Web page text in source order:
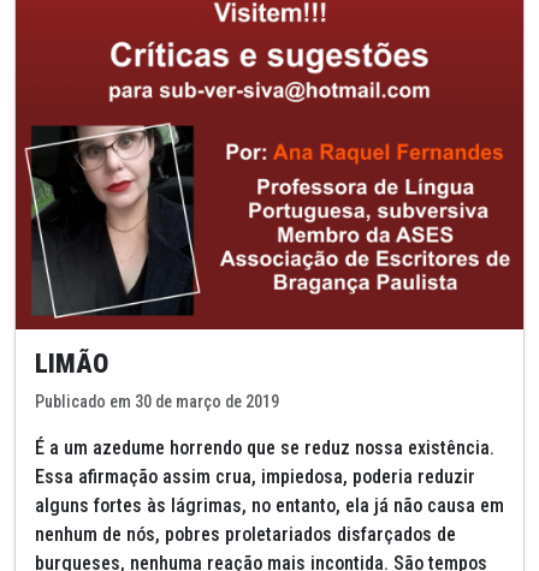
LIMÃO
Publicado em 30 de março de 2019
É a um azedume horrendo que se reduz nossa existência.
Essa afirmação assim crua, impiedosa, poderia reduzir
alguns fortes às lágrimas, no entanto, ela já não causa em
nenhum de nós, pobres proletariados disfarçados de
burgueses, nenhuma reação mais incontida. São tempos